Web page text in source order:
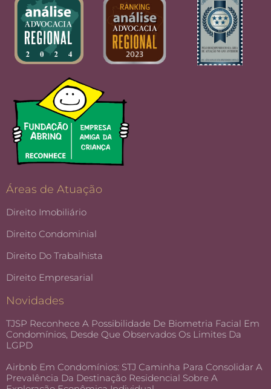
Áreas de Atuação
Direito Imobiliário
Direito Condominial
Direito Do Trabalhista
Direito Empresarial
Novidades
TJSP Reconhece A Possibilidade De Biometria Facial Em
Condomínios, Desde Que Observados Os Limites Da
LGPD
Airbnb Em Condomínios: STJ Caminha Para Consolidar A
Prevalência Da Destinação Residencial Sobre A